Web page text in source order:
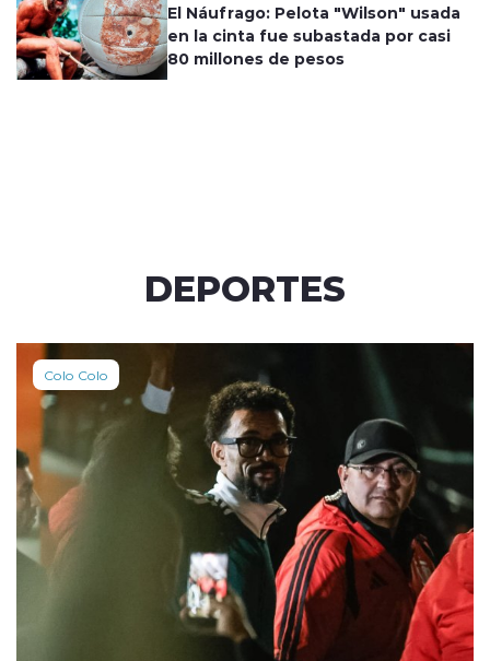
El Náufrago: Pelota "Wilson" usada
en la cinta fue subastada por casi
80 millones de pesos
DEPORTES
Colo Colo